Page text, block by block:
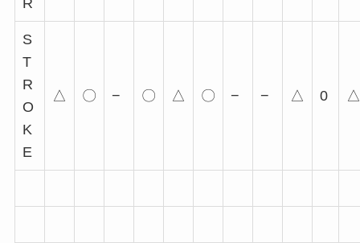
S
T
R
O
K
E
△ 〇 − 〇 △ 〇 − − △ 0 △